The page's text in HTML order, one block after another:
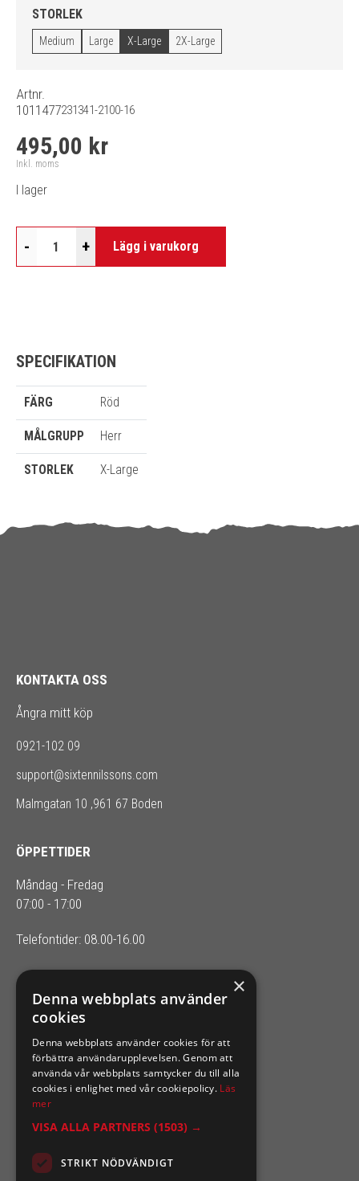
STORLEK
Medium Large X-Large 2X-Large
Artnr.
1011477231341-2100-16
495,00 kr
Inkl. moms
I lager
- + Lägg i varukorg
SPECIFIKATION
FÄRG Röd
MÅLGRUPP Herr
STORLEK X-Large
KONTAKTA OSS
Ångra mitt köp
0921-102 09
support@sixtennilssons.com
Malmgatan 10 ,961 67 Boden
ÖPPETTIDER
Måndag - Fredag
07:00 - 17:00
Telefontider: 08.00-16.00
SIXTEN NILSSONS
Organisationsnummer 556164-2652
×
Denna webbplats använder
cookies
Denna webbplats använder cookies för att
förbättra användarupplevelsen. Genom att
använda vår webbplats samtycker du till alla
cookies i enlighet med vår cookiepolicy. Läs
mer
VISA ALLA PARTNERS (1503) →
STRIKT NÖDVÄNDIGT